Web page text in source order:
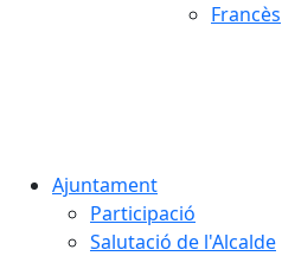
Francès
Ajuntament
Participació
Salutació de l'Alcalde